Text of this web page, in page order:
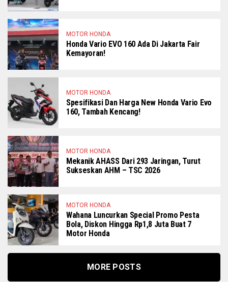
MOTOR HONDA
Honda Vario EVO 160 Ada Di Jakarta Fair
Kemayoran!
MOTOR HONDA
Spesifikasi Dan Harga New Honda Vario Evo
160, Tambah Kencang!
MOTOR HONDA
Mekanik AHASS Dari 293 Jaringan, Turut
Sukseskan AHM – TSC 2026
MOTOR HONDA
Wahana Luncurkan Special Promo Pesta
Bola, Diskon Hingga Rp1,8 Juta Buat 7
Motor Honda
MORE POSTS